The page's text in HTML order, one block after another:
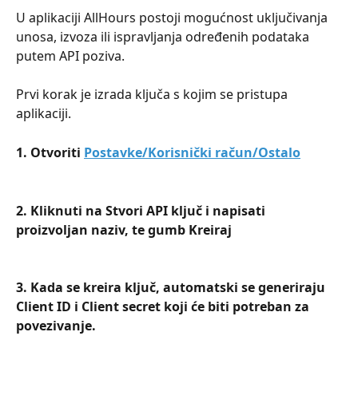
U aplikaciji AllHours postoji mogućnost uključivanja
unosa, izvoza ili ispravljanja određenih podataka
putem API poziva.
Prvi korak je izrada ključa s kojim se pristupa
aplikaciji.
1. Otvoriti Postavke/Korisnički račun/Ostalo
2. Kliknuti na Stvori API ključ i napisati
proizvoljan naziv, te gumb Kreiraj
3. Kada se kreira ključ, automatski se generiraju
Client ID i Client secret koji će biti potreban za
povezivanje.